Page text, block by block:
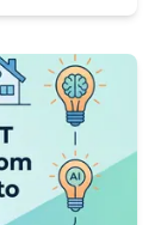
dados